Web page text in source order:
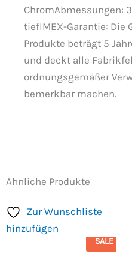
ChromAbmessungen:
tiefIMEX-Garantie: Die
Produkte beträgt 5
und deckt alle
ordnungsgemäßer
bemerkbar machen.
Ähnliche Produkte
Zur Wunschliste
hinzufügen
SALE